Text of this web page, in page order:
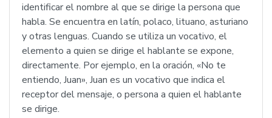
identificar el nombre al que se dirige la persona que
habla. Se encuentra en latín, polaco, lituano, asturiano
y otras lenguas. Cuando se utiliza un vocativo, el
elemento a quien se dirige el hablante se expone,
directamente. Por ejemplo, en la oración, «No te
entiendo, Juan», Juan es un vocativo que indica el
receptor del mensaje, o persona a quien el hablante
se dirige.